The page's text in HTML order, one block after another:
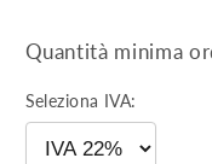
base
BP
160
S
Quantità minima
Seleziona IVA: